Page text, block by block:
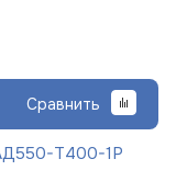
Сравнить
Т400-1Р